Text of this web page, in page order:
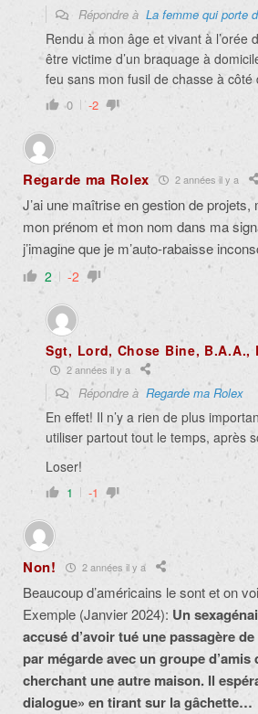
Répondre à La femme qui porte
Rendu à mon âge et vivant à l’orée
être victime d’un braquage à
feu sans mon fusil de chasse à côté
0 -2
Regarde ma Rolex 2 années il y a
J’ai une maîtrise en gestion de
mon prénom et mon nom dans ma
j’imagine que je m’auto-rabaisse
2 -2
Sgt, Lord, Chose Bine, B.A.A.,
2 années il y a
Répondre à Regarde ma Rolex
En effet! Il n’y a rien de plus
utiliser partout tout le temps, après
Loser!
1 -1
Non! 2 années il y a
Beaucoup d’américains le sont et on
Exemple (Janvier 2024): Un
accusé d’avoir tué une passagère
par mégarde avec un groupe d’amis
cherchant une autre maison. Il
dialogue» en tirant sur la gâchette…